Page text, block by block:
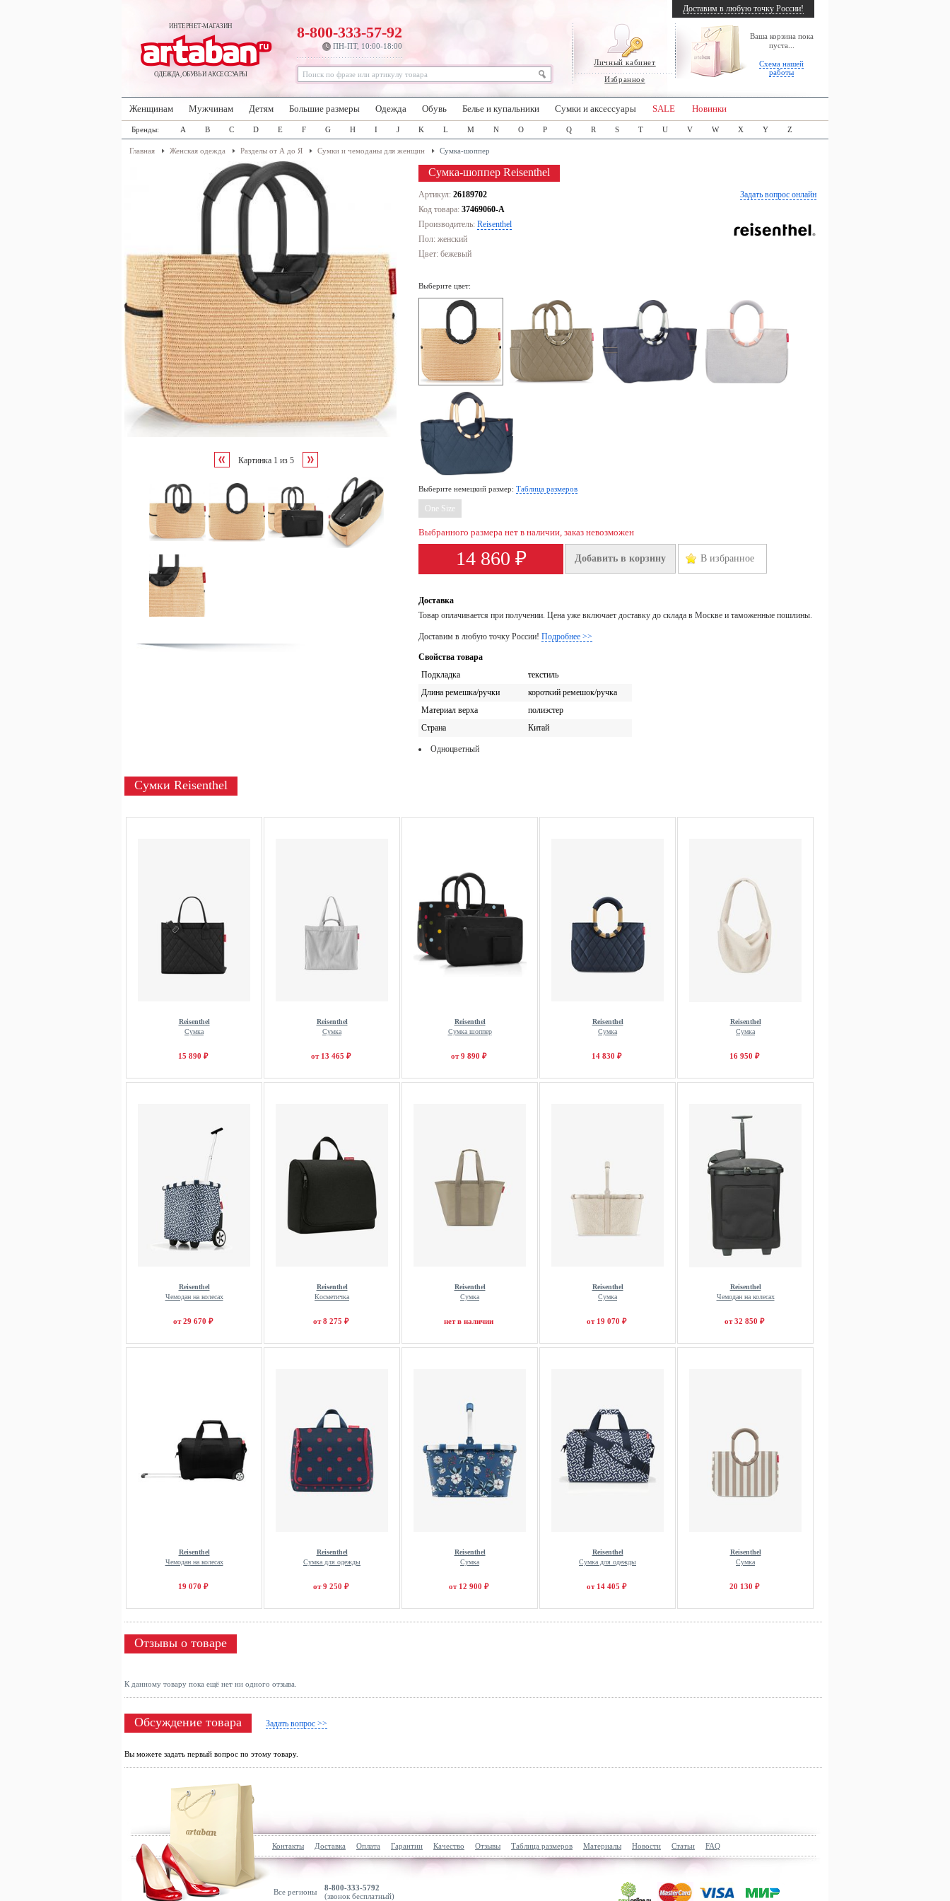
ИНТЕРНЕТ-МАГАЗИН
ОДЕЖДА, ОБУВЬ И АКСЕССУАРЫ
Личный кабинет
Избранное
Ваша корзина пока
пуста...
Схема нашей
работы
8-800-333-57-92
ПН-ПТ, 10:00-18:00
Доставим в любую точку России!
Женщинам Мужчинам Детям Большие размеры Одежда Обувь Белье и купальники Сумки и аксессуары SALE Новинки
Бренды: A B C D E F G H I J K L M N O P Q R S T U V W X Y Z
Главная Женская одежда Разделы от А до Я Сумки и чемоданы для женщин Сумка-шоппер
Картинка 1 из 5
Сумка-шоппер Reisenthel
Задать вопрос онлайн
Артикул: 26189702
Код товара: 37469060-A
Производитель: Reisenthel
Пол: женский
Цвет: бежевый
Выберите цвет:
Выберите немецкий размер: Таблица размеров
One Size
Выбранного размера нет в наличии, заказ невозможен
14 860 ₽ Добавить в корзину В избранное
Доставка
Товар оплачивается при получении. Цена уже включает доставку до склада в Москве и таможенные пошлины.
Доставим в любую точку России! Подробнее >>
Свойства товара
Подкладка
текстиль
Длина ремешка/ручки
короткий ремешок/ручка
Материал верха
полиэстер
Страна
Китай
Одноцветный
Сумки Reisenthel
Reisenthel
Сумка
15 890 ₽
Reisenthel
Сумка
от 13 465 ₽
Reisenthel
Сумка шоппер
от 9 890 ₽
Reisenthel
Сумка
14 830 ₽
Reisenthel
Сумка
16 950 ₽
Reisenthel
Чемодан на колесах
от 29 670 ₽
Reisenthel
Косметичка
от 8 275 ₽
Reisenthel
Сумка
нет в наличии
Reisenthel
Сумка
от 19 070 ₽
Reisenthel
Чемодан на колесах
от 32 850 ₽
Reisenthel
Чемодан на колесах
19 070 ₽
Reisenthel
Сумка для одежды
от 9 250 ₽
Reisenthel
Сумка
от 12 900 ₽
Reisenthel
Сумка для одежды
от 14 405 ₽
Reisenthel
Сумка
20 130 ₽
Отзывы о товаре
К данному товару пока ещё нет ни одного отзыва.
Обсуждение товара Задать вопрос >>
Вы можете задать первый вопрос по этому товару.
Контакты Доставка Оплата Гарантии Качество Отзывы Таблица размеров Материалы Новости Статьи FAQ
Все регионы
8-800-333-5792
(звонок бесплатный)